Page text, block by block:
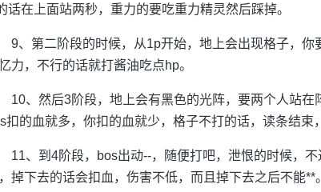
话在上面站两秒，重力的要吃重力精灵然后踩掉。
9、第二阶段的时候，从1p开始，地上会出现格子，
力，不行的话就打酱油吃点hp。
10、然后3阶段，地上会有黑色的光阵，要两个人站
扣的血就多，你扣的血就少，格子不打的话，读条结束
11、到4阶段，bos出动--，随便打吧，泄恨的时候，
掉下去的话会扣血，伤害不低，而且掉下去之后不能**。